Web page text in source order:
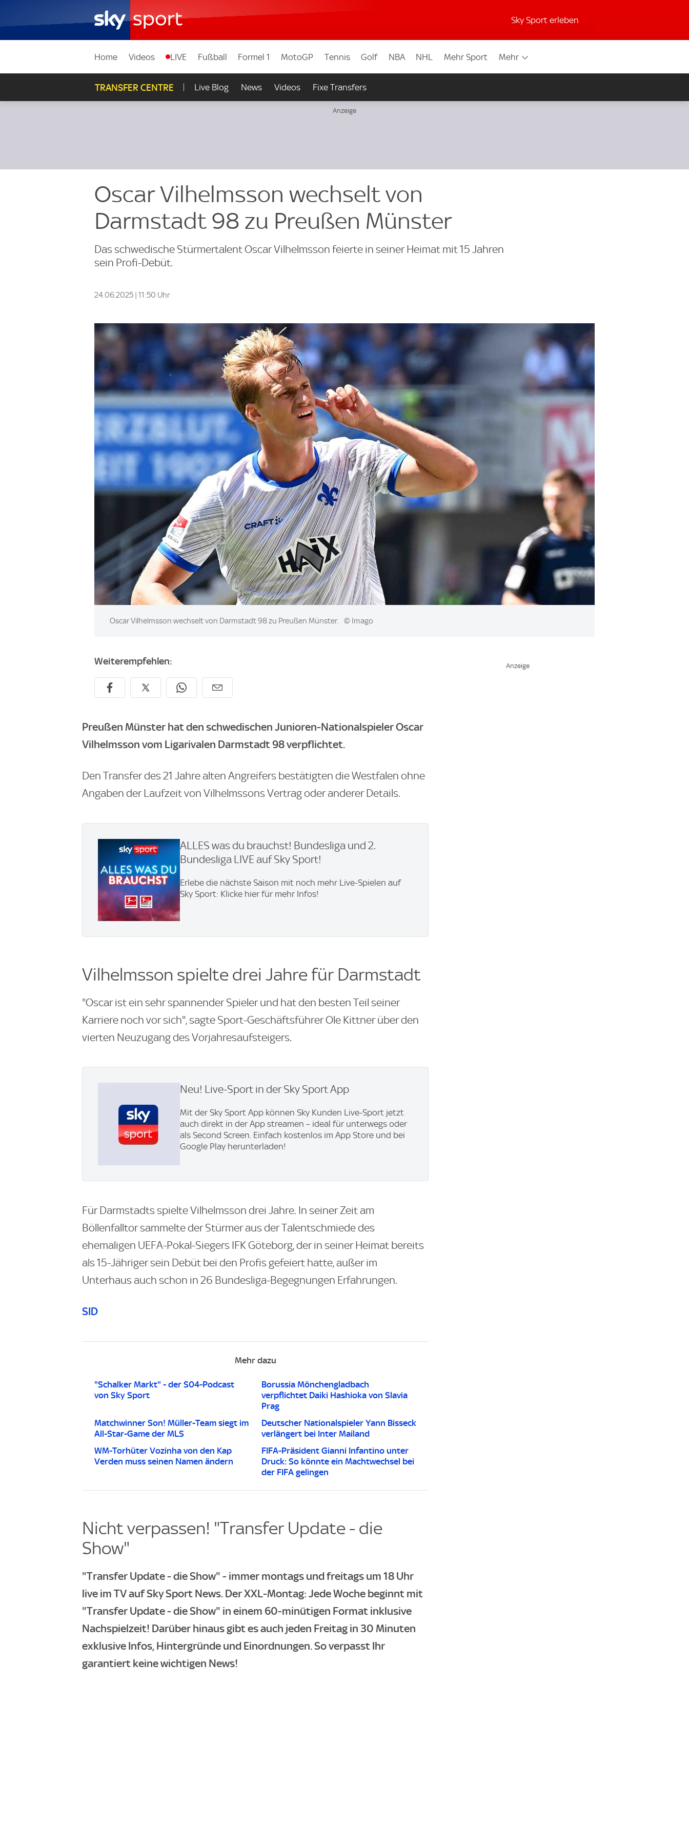
Sky Sport erleben
Home Videos LIVE Fußball Formel 1 MotoGP Tennis Golf NBA NHL Mehr Sport Mehr
TRANSFER CENTRE Live Blog News Videos Fixe Transfers
Oscar Vilhelmsson wechselt von
Darmstadt 98 zu Preußen Münster
Das schwedische Stürmertalent Oscar Vilhelmsson feierte in seiner Heimat mit 15 Jahren
sein Profi-Debüt.
24.06.2025 | 11:50 Uhr
Image:
Oscar Vilhelmsson wechselt von Darmstadt 98 zu Preußen Münster. © Imago
Weiterempfehlen:
Preußen Münster hat den schwedischen Junioren-Nationalspieler Oscar
Vilhelmsson vom Ligarivalen Darmstadt 98 verpflichtet.
Den Transfer des 21 Jahre alten Angreifers bestätigten die Westfalen ohne
Angaben der Laufzeit von Vilhelmssons Vertrag oder anderer Details.
ALLES was du brauchst! Bundesliga und 2.
Bundesliga LIVE auf Sky Sport!
Erlebe die nächste Saison mit noch mehr Live-Spielen auf
Sky Sport: Klicke hier für mehr Infos!
Vilhelmsson spielte drei Jahre für Darmstadt
"Oscar ist ein sehr spannender Spieler und hat den besten Teil seiner
Karriere noch vor sich", sagte Sport-Geschäftsführer Ole Kittner über den
vierten Neuzugang des Vorjahresaufsteigers.
Neu! Live-Sport in der Sky Sport App
Mit der Sky Sport App können Sky Kunden Live-Sport jetzt
auch direkt in der App streamen – ideal für unterwegs oder
als Second Screen. Einfach kostenlos im App Store und bei
Google Play herunterladen!
Für Darmstadts spielte Vilhelmsson drei Jahre. In seiner Zeit am
Böllenfalltor sammelte der Stürmer aus der Talentschmiede des
ehemaligen UEFA-Pokal-Siegers IFK Göteborg, der in seiner Heimat bereits
als 15-Jähriger sein Debüt bei den Profis gefeiert hatte, außer im
Unterhaus auch schon in 26 Bundesliga-Begegnungen Erfahrungen.
SID
Mehr dazu
"Schalker Markt" - der S04-Podcast
von Sky Sport
Borussia Mönchengladbach
verpflichtet Daiki Hashioka von Slavia
Prag
Matchwinner Son! Müller-Team siegt im
All-Star-Game der MLS
Deutscher Nationalspieler Yann Bisseck
verlängert bei Inter Mailand
WM-Torhüter Vozinha von den Kap
Verden muss seinen Namen ändern
FIFA-Präsident Gianni Infantino unter
Druck: So könnte ein Machtwechsel bei
der FIFA gelingen
Nicht verpassen! "Transfer Update - die
Show"
"Transfer Update - die Show" - immer montags und freitags um 18 Uhr
live im TV auf Sky Sport News. Der XXL-Montag: Jede Woche beginnt mit
"Transfer Update - die Show" in einem 60-minütigen Format inklusive
Nachspielzeit! Darüber hinaus gibt es auch jeden Freitag in 30 Minuten
exklusive Infos, Hintergründe und Einordnungen. So verpasst Ihr
garantiert keine wichtigen News!